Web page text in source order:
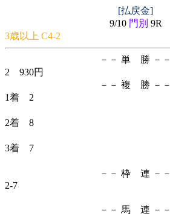
[払戻金]
9/10 門別 9R
3歳以上 C4-2
－－ 単 勝 －－
2 930円
－－ 複 勝 －－
1着 2
2着 8
3着 7
－－ 枠 連 －－
2-7
－－ 馬 連 －－